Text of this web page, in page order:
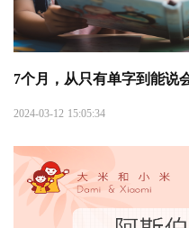
7个月，从只有单字到能说
2024-03-12 15:05:34